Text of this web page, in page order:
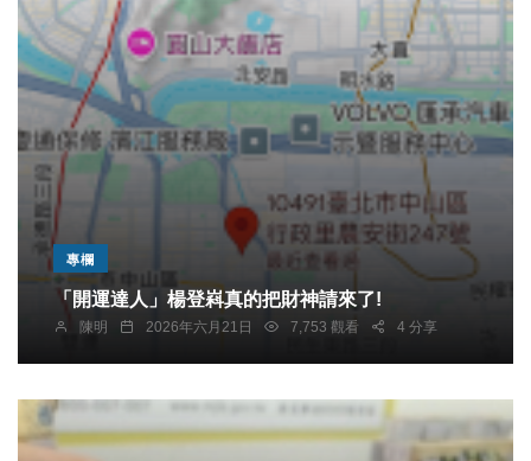
專欄
「開運達人」楊登嵙真的把財神請來了!
陳明 2026年六月21日 7,753 觀看 4 分享